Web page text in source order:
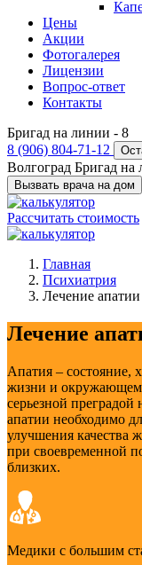
Цены
Акции
Фотогалерея
Лицензии
Вопрос-ответ
Контакты
Бригад на линии - 8
8 (906) 804-71-12
Волгоград Бригад на
Вызвать врача на дом
Рассчитать стоимость
Главная
Психиатрия
Лечение апатии
Лечение
Апатия – состояние,
жизни и
серьезной
апатии необходимо
улучшения качества
при своевременной
близких.
Медики с большим